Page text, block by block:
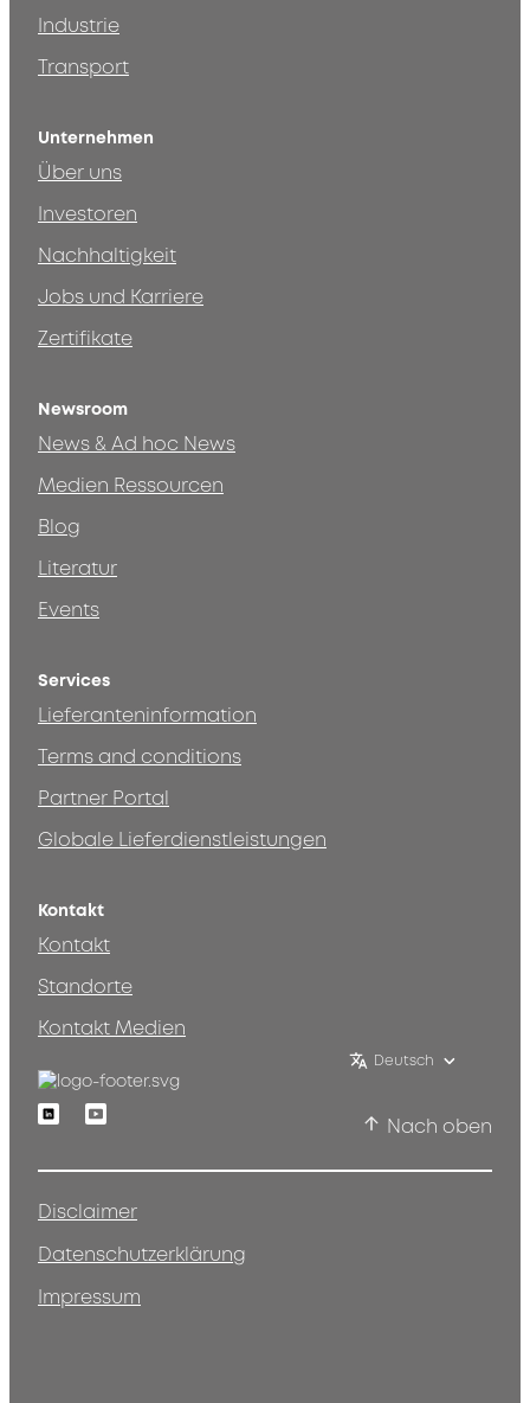
Industrie
Transport
Unternehmen
Über uns
Investoren
Nachhaltigkeit
Jobs und Karriere
Zertifikate
Newsroom
News & Ad hoc News
Medien Ressourcen
Blog
Literatur
Events
Services
Lieferanteninformation
Terms and conditions
Partner Portal
Globale Lieferdienstleistungen
Kontakt
Kontakt
Standorte
Kontakt Medien
Deutsch
LinkedinYoutube
Nach oben
Disclaimer
Datenschutzerklärung
Impressum